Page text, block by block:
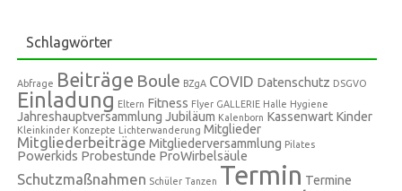
Schlagwörter
Abfrage Beiträge Boule BZgA COVID Datenschutz DSGVO
Einladung Eltern Fitness Flyer GALLERIE Halle Hygiene
Jahreshauptversammlung Jubiläum Kalenborn Kassenwart Kinder
Kleinkinder Konzepte Lichterwanderung Mitglieder
Mitgliederbeiträge Mitgliederversammlung Pilates
Powerkids Probestunde ProWirbelsäule
Schutzmaßnahmen Schüler Tanzen Termin Termine